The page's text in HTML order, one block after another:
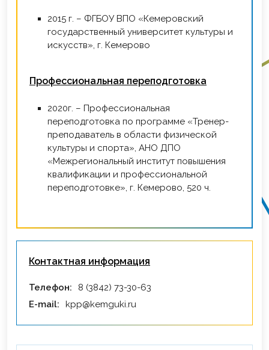
2015 г. – ФГБОУ ВПО «Кемеровский
государственный университет культуры и
искусств», г. Кемерово
Профессиональная переподготовка
2020г. – Профессиональная
переподготовка по программе «Тренер-
преподаватель в области физической
культуры и спорта», АНО ДПО
«Межрегиональный институт повышения
квалификации и профессиональной
переподготовке», г. Кемерово, 520 ч.
Контактная информация
Телефон:
8 (3842) 73-30-63
E-mail:
kpp@kemguki.ru